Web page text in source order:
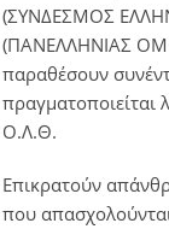
(ΣΥΝΔΕΣΜΟΣ
(ΠΑΝΕΛΛΗΝΙΑΣ
παραθέσουν
Ο.Λ.Θ.
Επικρατούν
που